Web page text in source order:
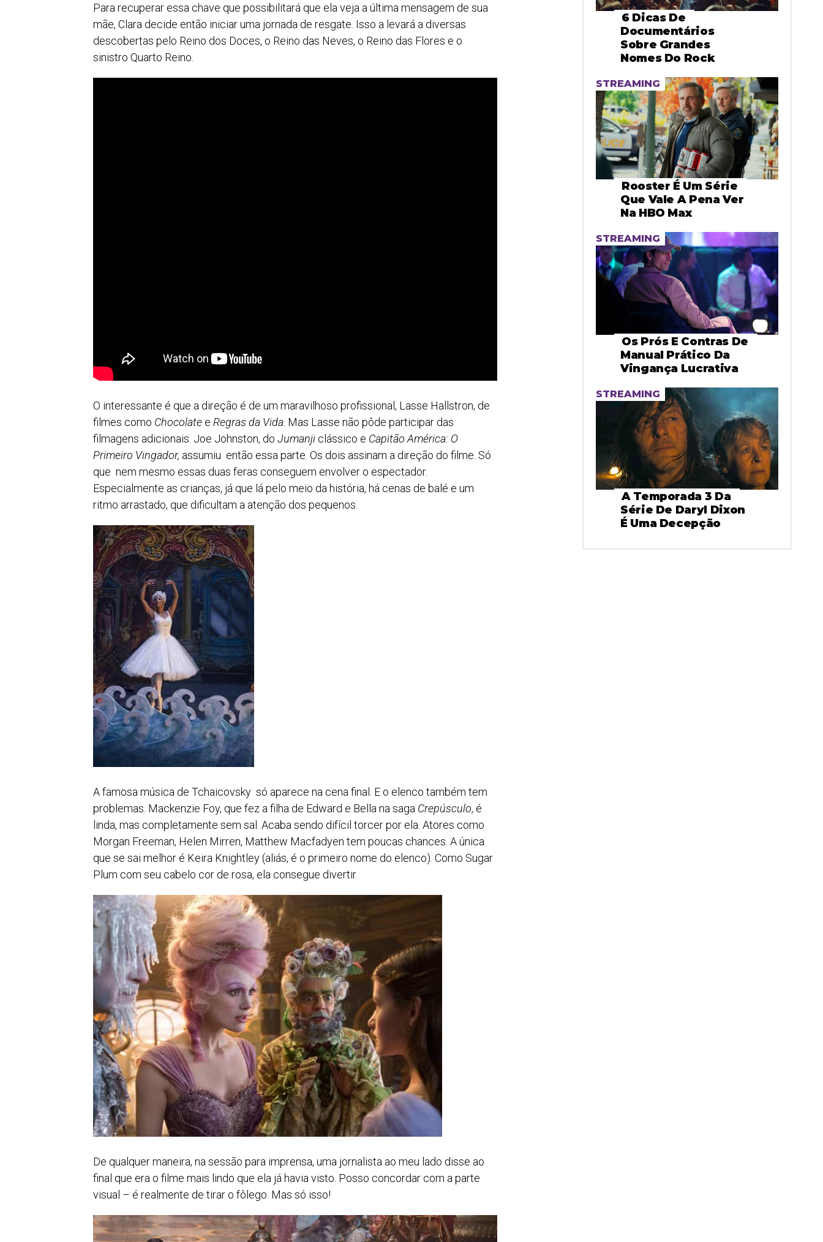
Para recuperar essa chave que possibilitará que ela veja a última mensagem de sua
mãe, Clara decide então iniciar uma jornada de resgate. Isso a levará a diversas
descobertas pelo Reino dos Doces, o Reino das Neves, o Reino das Flores e o
sinistro Quarto Reino.
O interessante é que a direção é de um maravilhoso profissional, Lasse Hallstron, de
filmes como Chocolate e Regras da Vida . Mas Lasse não pôde participar das
filmagens adicionais. Joe Johnston, do Jumanji clássico e Capitão América: O
Primeiro Vingador, assumiu então essa parte. Os dois assinam a direção do filme. Só
que nem mesmo essas duas feras conseguem envolver o espectador.
Especialmente as crianças, já que lá pelo meio da história, há cenas de balé e um
ritmo arrastado, que dificultam a atenção dos pequenos.
A famosa música de Tchaicovsky só aparece na cena final. E o elenco também tem
problemas. Mackenzie Foy, que fez a filha de Edward e Bella na saga Crepúsculo, é
linda, mas completamente sem sal. Acaba sendo difícil torcer por ela. Atores como
Morgan Freeman, Helen Mirren, Matthew Macfadyen tem poucas chances. A única
que se sai melhor é Keira Knightley (aliás, é o primeiro nome do elenco). Como Sugar
Plum com seu cabelo cor de rosa, ela consegue divertir.
De qualquer maneira, na sessão para imprensa, uma jornalista ao meu lado disse ao
final que era o filme mais lindo que ela já havia visto. Posso concordar com a parte
visual – é realmente de tirar o fôlego. Mas só isso!
6 Dicas De
Documentários
Sobre Grandes
Nomes Do Rock
STREAMING
Rooster É Um Série
Que Vale A Pena Ver
Na HBO Max
STREAMING
Os Prós E Contras De
Manual Prático Da
Vingança Lucrativa
STREAMING
A Temporada 3 Da
Série De Daryl Dixon
É Uma Decepção